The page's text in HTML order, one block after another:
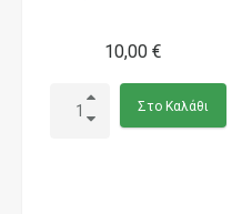
10,00 €
Στο Καλάθι